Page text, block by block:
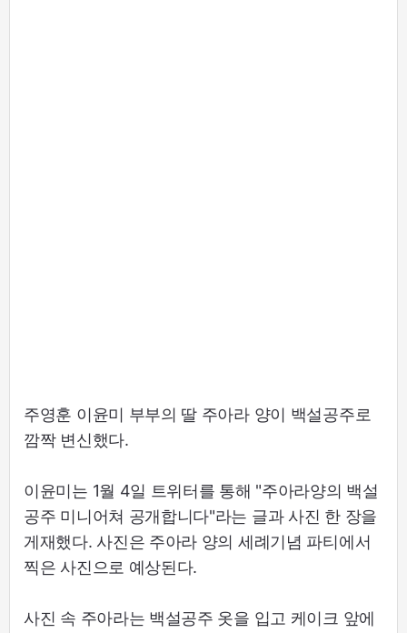
주영훈 이윤미 부부의 딸 주아라 양이 백설공주로
깜짝 변신했다.
이윤미는 1월 4일 트위터를 통해 "주아라양의 백설
공주 미니어쳐 공개합니다"라는 글과 사진 한 장을
게재했다. 사진은 주아라 양의 세례기념 파티에서
찍은 사진으로 예상된다.
사진 속 주아라는 백설공주 옷을 입고 케이크 앞에